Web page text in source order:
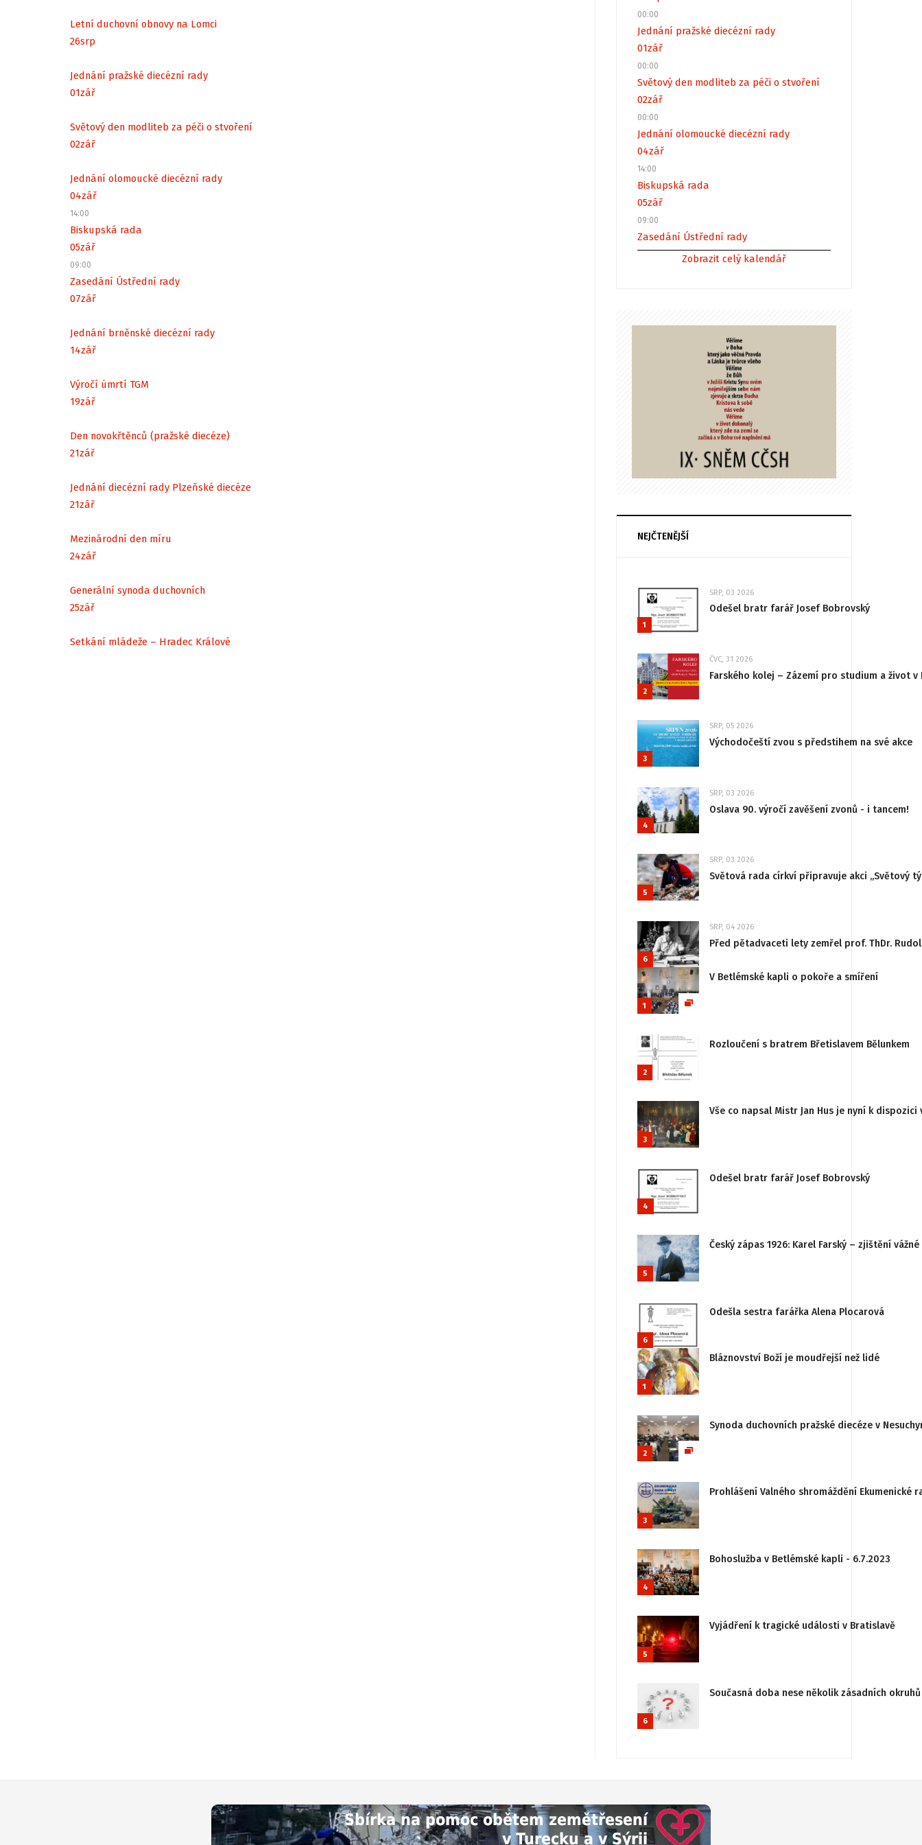
Letní duchovní obnovy na Lomci
26srp
Jednání pražské diecézní rady
01zář
Světový den modliteb za péči o stvoření
02zář
Jednání olomoucké diecézní rady
04zář
14:00
Biskupská rada
05zář
09:00
Zasedání Ústřední rady
07zář
Jednání brněnské diecézní rady
14zář
Výročí úmrtí TGM
19zář
Den novokřtěnců (pražské diecéze)
21zář
Jednání diecézní rady Plzeňské diecéze
21zář
Mezinárodní den míru
24zář
Generální synoda duchovních
25zář
Setkání mládeže – Hradec Králové
00:00
Jednání pražské diecézní rady
01zář
00:00
Světový den modliteb za péči o stvoření
02zář
00:00
Jednání olomoucké diecézní rady
04zář
14:00
Biskupská rada
05zář
09:00
Zasedání Ústřední rady
Zobrazit celý kalendář
NEJČTENĚJŠÍ
1
SRP, 03 2026
Odešel bratr farář Josef Bobrovský
2
ČVC, 31 2026
Farského kolej – Zázemí pro studium a život v
3
SRP, 05 2026
Východočeští zvou s předstihem na své akce
4
SRP, 03 2026
Oslava 90. výročí zavěšení zvonů - i tancem!
5
SRP, 03 2026
Světová rada církví připravuje akci „Světový
6
SRP, 04 2026
Před pětadvaceti lety zemřel prof. ThDr.
1
V Betlémské kapli o pokoře a smíření
2
Rozloučení s bratrem Břetislavem Bělunkem
3
Vše co napsal Mistr Jan Hus je nyní k
4
Odešel bratr farář Josef Bobrovský
5
Český zápas 1926: Karel Farský – zjištění
6
Odešla sestra farářka Alena Plocarová
1
Bláznovství Boží je moudřejší než lidé
2
Synoda duchovních pražské diecéze v
3
Prohlášení Valného shromáždění
4
Bohoslužba v Betlémské kapli - 6.7.2023
5
Vyjádření k tragické události v Bratislavě
6
Současná doba nese několik zásadních